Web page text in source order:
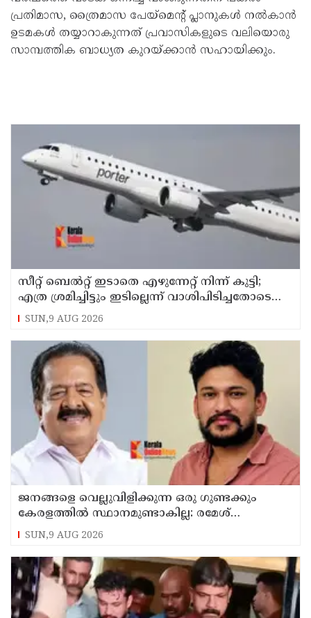
പ്രതിമാസ, ത്രൈമാസ പേയ്മെന്റ് പ്ലാനുകള്‍ നല്‍കാന്‍
ഉടമകള്‍ തയ്യാറാകുന്നത് പ്രവാസികളുടെ വലിയൊരു
സാമ്പത്തിക ബാധ്യത കുറയ്ക്കാന്‍ സഹായിക്കും.
സീറ്റ് ബെല്‍റ്റ് ഇടാതെ എഴുന്നേറ്റ് നിന്ന് കുട്ടി;
എത്ര ശ്രമിച്ചിട്ടും ഇടില്ലെന്ന് വാശിപിടിച്ചതോടെ
വിമാനം റദ്ദാക്കി
SUN,9 AUG 2026
ജനങ്ങളെ വെല്ലുവിളിക്കുന്ന ഒരു ഗുണ്ടക്കും
കേരളത്തില്‍ സ്ഥാനമുണ്ടാകില്ല: രമേശ്
ചെന്നിത്തല
SUN,9 AUG 2026